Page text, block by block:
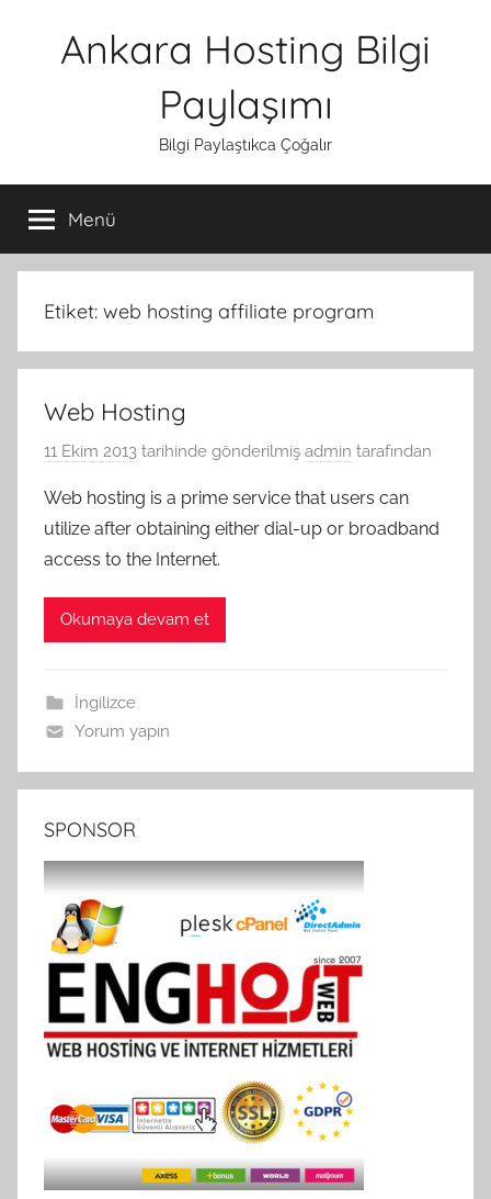
Ankara Hosting Bilgi
Paylaşımı
Bilgi Paylaştıkca Çoğalır
Menü
Etiket: web hosting affiliate program
Web Hosting
11 Ekim 2013 tarihinde gönderilmiş admin tarafından
Web hosting is a prime service that users can
utilize after obtaining either dial-up or broadband
access to the Internet.
Okumaya devam et
İngilizce
Yorum yapın
SPONSOR